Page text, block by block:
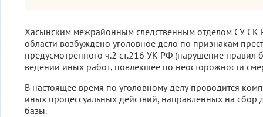
Хасынским межрайонным следственным отделом СУ СК
области возбуждено уголовное дело по признакам
предусмотренного ч.2 ст.216 УК РФ (нарушение правил
ведении иных работ, повлекшее по неосторожности
В настоящее время по уголовному делу проводится
иных процессуальных действий, направленных на сбор
базы.